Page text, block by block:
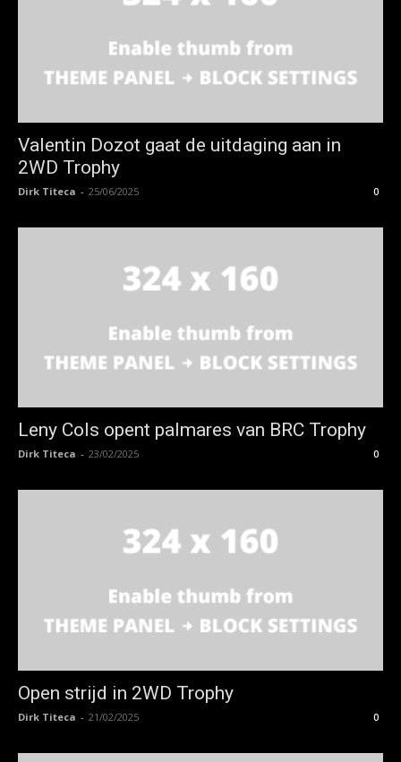
Valentin Dozot gaat de uitdaging aan in
2WD Trophy
Dirk Titeca - 25/06/2025 0
Leny Cols opent palmares van BRC Trophy
Dirk Titeca - 23/02/2025 0
Open strijd in 2WD Trophy
Dirk Titeca - 21/02/2025 0